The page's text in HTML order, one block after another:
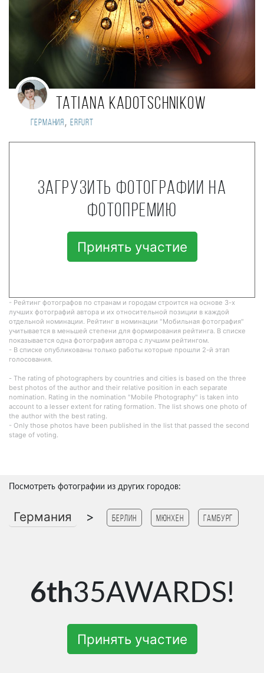
Tatiana Kadotschnikow
Германия , Erfurt
Загрузить фотографии на
фотопремию
Принять участие
- Рейтинг фотографов по странам и городам строится на основе 3-х
лучших фотографий автора и их относительной позиции в каждой
отдельной номинации. Рейтинг в номинации "Мобильная фотография"
учитывается в меньшей степени для формирования рейтинга. В списке
показывается одна фотография автора с лучшим рейтингом.
- В списке опубликованы только работы которые прошли 2-й этап
голосования.
- The rating of photographers by countries and cities is based on the three
best photos of the author and their relative position in each separate
nomination. Rating in the nomination "Mobile Photography" is taken into
account to a lesser extent for rating formation. The list shows one photo of
the author with the best rating.
- Only those photos have been published in the list that passed the second
stage of voting.
Посмотреть фотографии из других городов:
Германия > Берлин Мюнхен Гамбург
6th35AWARDS!
Принять участие